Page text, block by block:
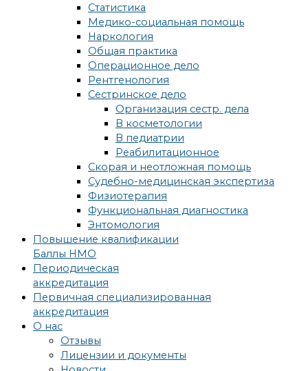
Статистика
Медико-социальная помощь
Наркология
Общая практика
Операционное дело
Рентгенология
Сестринское дело
Организация сестр. дела
В косметологии
В педиатрии
Реабилитационное
Скорая и неотложная помощь
Судебно-медицинская экспертиза
Физиотерапия
Функциональная диагностика
Энтомология
Повышение квалификации
Баллы НМО
Периодическая
аккредитация
Первичная специализированная
аккредитация
О нас
Отзывы
Лицензии и документы